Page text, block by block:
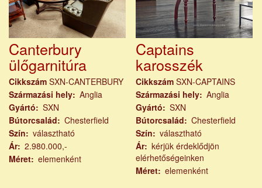
Canterbury
ülőgarnitúra
Cikkszám SXN-CANTERBURY
Származási hely Anglia
Gyártó
SXN
Bútorcsalád
Chesterfield
Szín
választható
Ár 2.980.000,-
Méret elemenként
Captains
karosszék
Cikkszám SXN-CAPTAINS
Származási hely
Anglia
Gyártó
SXN
Bútorcsalád
Chesterfield
Szín
választható
Ár
kérjük érdeklődjön
elérhetőségeinken
Méret
elemenként